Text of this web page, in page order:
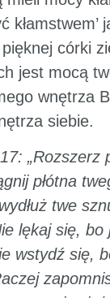
kłamstwem’
córki
jest mocą
wnętrza
siebie.
„Rozszerz
płótna
twe
lękaj się, bo
wstydź się,